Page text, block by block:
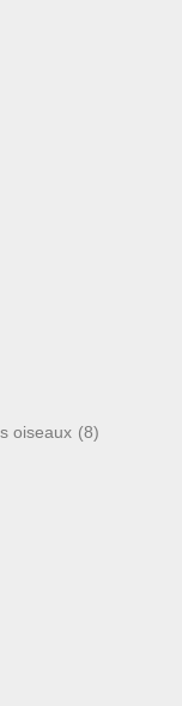
oiseaux (8)